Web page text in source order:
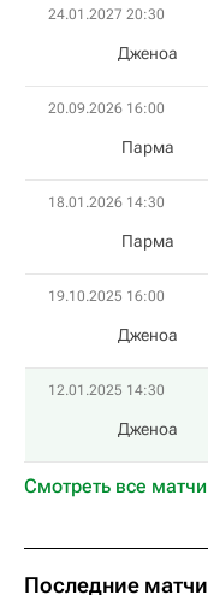
24.01.2027 20:30
Дженоа
20.09.2026 16:00
Парма
18.01.2026 14:30
Парма
19.10.2025 16:00
Дженоа
12.01.2025 14:30
Дженоа
Смотреть все матчи
Последние матчи